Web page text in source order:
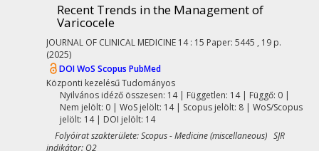
Recent Trends in the Management of
Varicocele
JOURNAL OF CLINICAL MEDICINE 14: 15 Paper: 5445 , 19 p.
(2025)
DOIWoS Scopus PubMed
Központi kezelésűTudományos
Nyilvános idéző összesen: 14| Független: 14 | Függő: 0 |
Nem jelölt: 0 | WoS jelölt: 14 | Scopus jelölt: 8 | WoS/Scopus
jelölt: 14 | DOI jelölt: 14
Folyóirat szakterülete: Scopus - Medicine (miscellaneous) SJR
indikátor: Q2